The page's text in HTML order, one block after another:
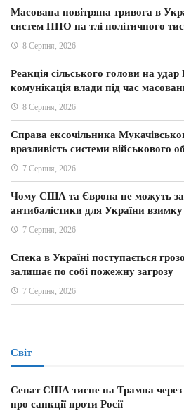
Масована повітряна тривога в
систем ППО на тлі політичного
8 Серпня, 2026
Реакція сільського голови на
комунікація влади під час
8 Серпня, 2026
Справа ексочільника
вразливість системи військового
7 Серпня, 2026
Чому США та Європа не можуть
антибалістики для України взимку
7 Серпня, 2026
Спека в Україні поступається
залишає по собі пожежну загрозу
7 Серпня, 2026
Світ
Сенат США тисне на Трампа через
про санкції проти Росії